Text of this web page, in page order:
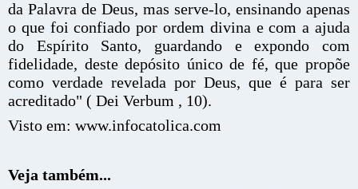
da Palavra de Deus, mas serve-lo, ensinando apenas
o que foi confiado por ordem divina e com a ajuda
do Espírito Santo, guardando e expondo com
fidelidade, deste depósito único de fé, que propõe
como verdade revelada por Deus, que é para ser
acreditado" ( Dei Verbum , 10).
Visto em: www.infocatolica.com
Veja também...